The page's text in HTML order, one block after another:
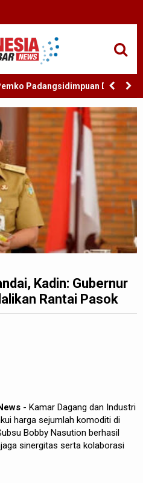
Padangsidimpuan Diduga
Mendagri Terkait TKD
Kadin: Gubernur
Rantai Pasok
- Kamar Dagang dan Industri
harga sejumlah komoditi di
Bobby Nasution berhasil
sinergitas serta kolaborasi